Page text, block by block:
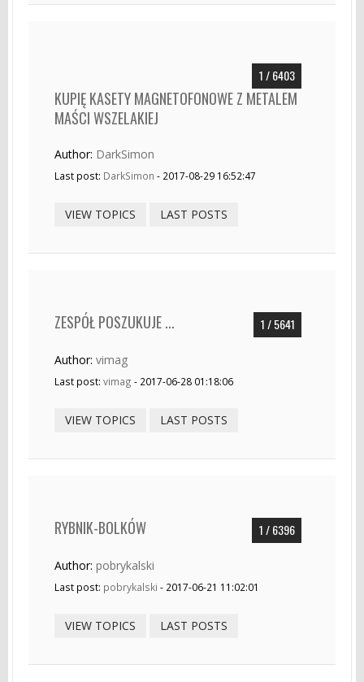
1 / 6403
KUPIĘ KASETY MAGNETOFONOWE Z METALEM
MAŚCI WSZELAKIEJ
Author: DarkSimon
Last post: DarkSimon - 2017-08-29 16:52:47
VIEW TOPICS LAST POSTS
1 / 5641
ZESPÓŁ POSZUKUJE ...
Author: vimag
Last post: vimag - 2017-06-28 01:18:06
VIEW TOPICS LAST POSTS
1 / 6396
RYBNIK-BOLKÓW
Author: pobrykalski
Last post: pobrykalski - 2017-06-21 11:02:01
VIEW TOPICS LAST POSTS